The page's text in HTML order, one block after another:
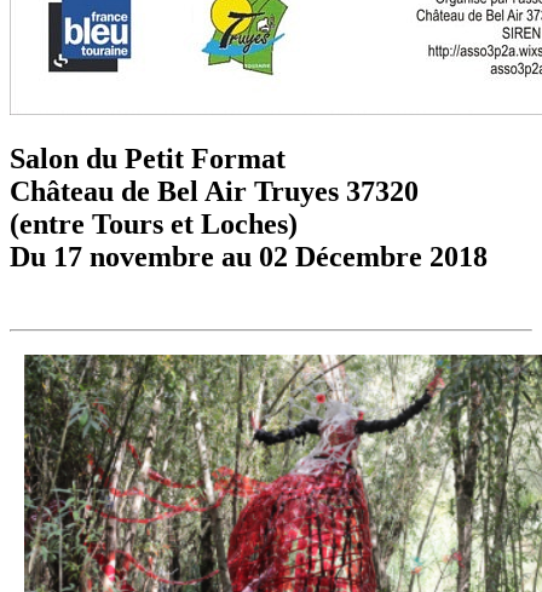
Salon du Petit Format
Château de Bel Air Truyes 37320
(entre Tours et Loches)
Du 17 novembre au 02 Décembre 2018